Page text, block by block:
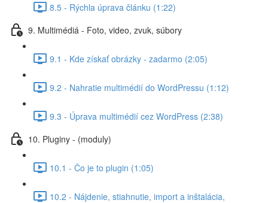
8.5 - Rýchla úprava článku (1:22)
9. Multimédiá - Foto, video, zvuk, súbory
9.1 - Kde získať obrázky - zadarmo (2:05)
9.2 - Nahratie multimédií do WordPressu (1:12)
9.3 - Úprava multimédií cez WordPress (2:38)
10. Pluginy - (moduly)
10.1 - Čo je to plugin (1:05)
10.2 - Nájdenie, stiahnutie, import a inštalácia,